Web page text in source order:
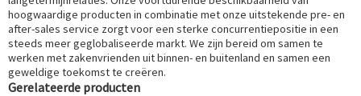
hoogwaardige producten in combinatie met onze uitstekende pre- en
after-sales service zorgt voor een sterke concurrentiepositie in een
steeds meer geglobaliseerde markt. We zijn bereid om samen te
werken met zakenvrienden uit binnen- en buitenland en samen een
geweldige toekomst te creëren.
Gerelateerde producten